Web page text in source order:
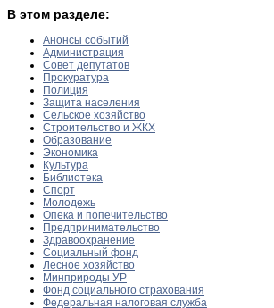
В этом разделе:
Анонсы событий
Администрация
Совет депутатов
Прокуратура
Полиция
Защита населения
Сельское хозяйство
Строительство и ЖКХ
Образование
Экономика
Культура
Библиотека
Спорт
Молодежь
Опека и попечительство
Предпринимательство
Здравоохранение
Социальный фонд
Лесное хозяйство
Минприроды УР
Фонд социального страхования
Федеральная налоговая служба